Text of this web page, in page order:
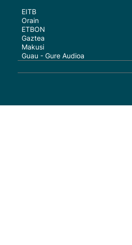
EITB
Orain
ETBON
Gaztea
Makusi
Guau - Gure Audioa